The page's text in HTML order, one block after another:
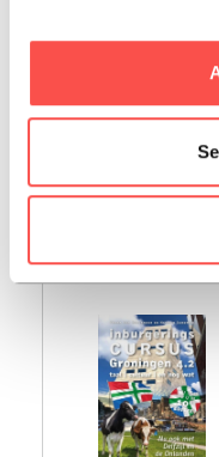
De kâlde
€ 15,00